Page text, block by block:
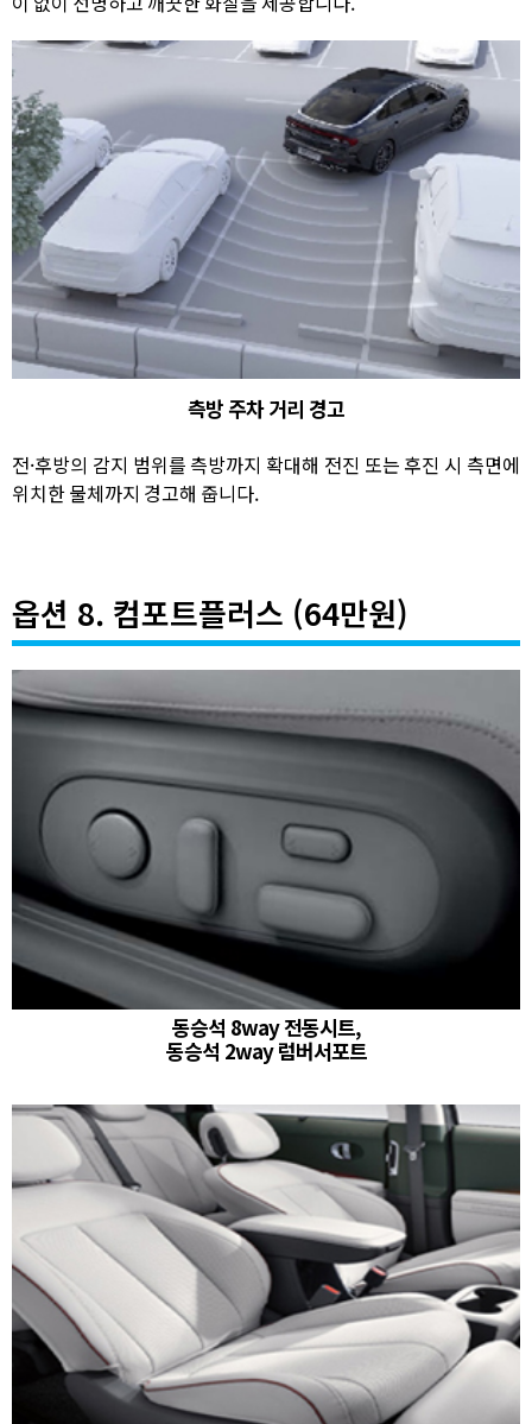
측방 주차 거리 경고
전·후방의 감지 범위를 측방까지 확대해 전진 또는 후진 시 측면에
위치한 물체까지 경고해 줍니다.
옵션 8. 컴포트플러스 (64만원)
동승석 8way 전동시트,
동승석 2way 럼버서포트